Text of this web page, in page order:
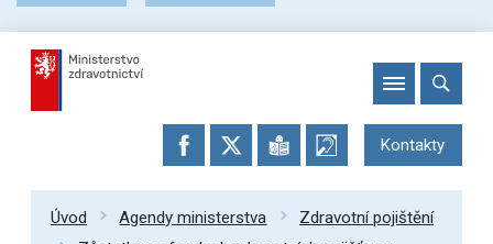
Kontakty
Úvod Agendy ministerstva
Zdravotní pojištění